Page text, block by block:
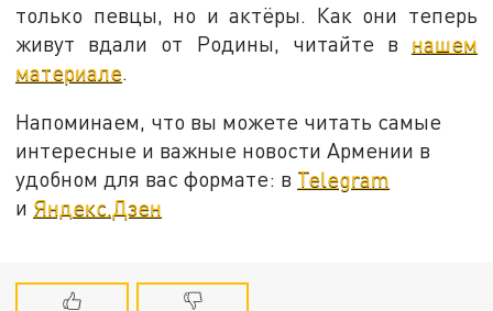
только певцы, но и актёры. Как они теперь
живут вдали от Родины, читайте в нашем
материале
Напоминаем, что вы можете читать самые
интересные и важные новости Армении в
удобном для вас формате: в Telegram
и Яндекс.Дзен